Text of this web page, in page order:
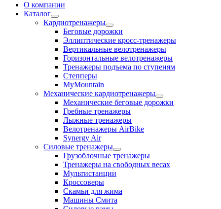
О компании
Каталог
Кардиотренажеры
Беговые дорожки
Эллиптические кросс-тренажеры
Вертикальные велотренажеры
Горизонтальные велотренажеры
Тренажеры подъема по ступеням
Степперы
MyMountain
Механические кардиотренажеры
Механические беговые дорожки
Гребные тренажеры
Лыжные тренажеры
Велотренажеры AirBike
Synergy Air
Силовые тренажеры
Грузоблочные тренажеры
Тренажеры на свободных весах
Мультистанции
Кроссоверы
Скамьи для жима
Машины Смита